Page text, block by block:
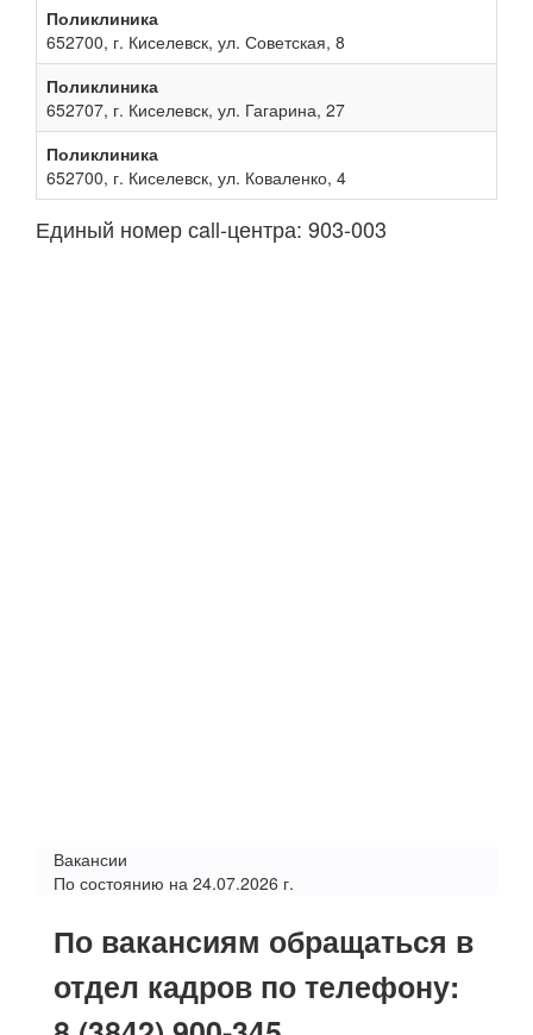
Поликлиника
652700, г. Киселевск, ул. Советская, 8
Поликлиника
652707, г. Киселевск, ул. Гагарина, 27
Поликлиника
652700, г. Киселевск, ул. Коваленко, 4
Единый номер сall-центра: 903-003
Вакансии
По состоянию на 24.07.2026 г.
По вакансиям обращаться в
отдел кадров по телефону: